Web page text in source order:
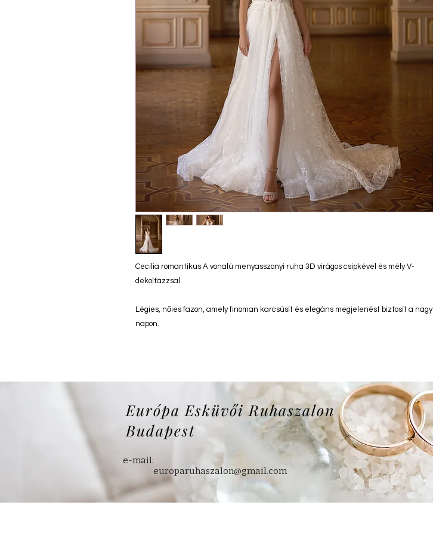
Cecilia romantikus A vonalú menyasszonyi ruha 3D virágos csipkével és mély V-
dekoltázzsal.
Légies, nőies fazon, amely finoman karcsúsít és elegáns megjelenést biztosít a nagy
napon.
e-mail:
europaruhaszalon@gmail.com
Európa Esküvői Ruhaszalon
Budapest